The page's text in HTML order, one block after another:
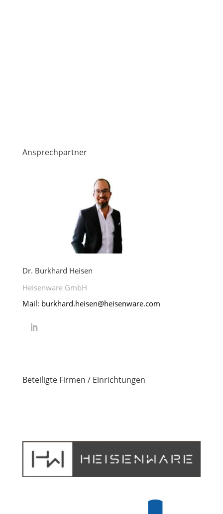
Ansprechpartner
Dr. Burkhard Heisen
Heisenware GmbH
Mail: burkhard.heisen@heisenware.com
Beteiligte Firmen / Einrichtungen